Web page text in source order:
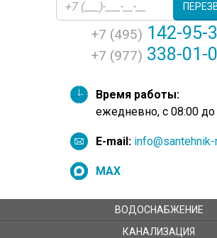
Время работы:
ежедневно, с 08:00 до
E-mail:
MAX
+7 (495) 142-95-
+7 (977) 338-01-
ВОДОСНАБЖЕНИЕ
КАНАЛИЗАЦИЯ